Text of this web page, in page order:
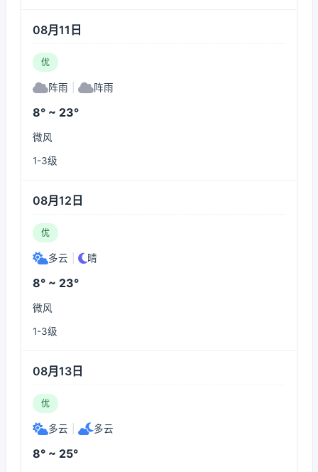
08月11日
优
阵雨 阵雨
8° ~ 23°
微风
1-3级
08月12日
优
多云 晴
8° ~ 23°
微风
1-3级
08月13日
优
多云 多云
8° ~ 25°